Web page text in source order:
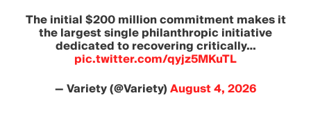
The initial $200 million commitment makes it
the largest single philanthropic initiative
dedicated to recovering critically…
pic.twitter.com/qyjz5MKuTL
— Variety (@Variety)August 4, 2026